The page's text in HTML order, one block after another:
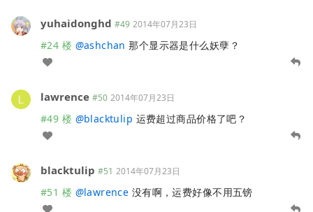
yuhaidonghd #49 2014年07月23日
#24 楼 @ashchan 那个显示器是什么妖孽？
lawrence #50 2014年07月23日
#49 楼 @blacktulip 运费超过商品价格了吧？
blacktulip #51 2014年07月23日
#51 楼 @lawrence 没有啊，运费好像不用五镑